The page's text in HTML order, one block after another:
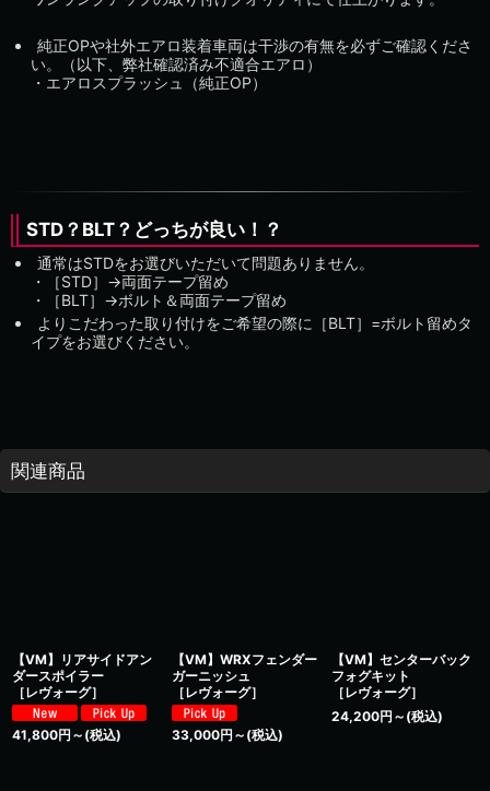
純正OPや社外エアロ装着車両は干渉の有無を必ずご確認くださ
い。（以下、弊社確認済み不適合エアロ）
・エアロスプラッシュ（純正OP）
STD？BLT？どっちが良い！？
通常はSTDをお選びいただいて問題ありません。
・［STD］→両面テープ留め
・［BLT］→ボルト＆両面テープ留め
よりこだわった取り付けをご希望の際に［BLT］=ボルト留めタ
イプをお選びください。
関連商品
【VM】リアサイドアン
ダースポイラー
［レヴォーグ］
41,800円 ～ (税込)
【VM】WRXフェンダー
ガーニッシュ
［レヴォーグ］
33,000円 ～ (税込)
【VM】センターバック
フォグキット
［レヴォーグ］
24,200円 ～ (税込)